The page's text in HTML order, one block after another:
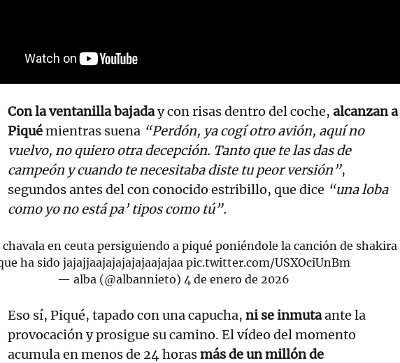
Con la ventanilla bajaday con risas dentro del coche, alcanzan a
Piquémientras suena “Perdón, ya cogí otro avión, aquí no
vuelvo, no quiero otra decepción. Tanto que te las das de
campeón y cuando te necesitaba diste tu peor versión”,
segundos antes del con conocido estribillo, que dice “una loba
como yo no está pa’ tipos como tú”.
chavala en ceuta persiguiendo a piqué poniéndole la canción de shakira
ha sido jajajjaajajajajajaajajaa pic.twitter.com/USXOciUnBm
— alba (@albannieto)4 de enero de 2026
Eso sí, Piqué, tapado con una capucha, ni se inmutaante la
provocación y prosigue su camino. El vídeo del momento
acumula en menos de 24 horasmás de un millón de